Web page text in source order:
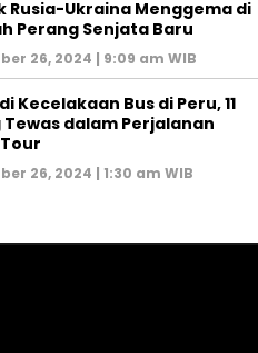
Rusia-Ukraina Menggema di
Perang Senjata Baru
26, 2024 | 9:09 am WIB
Kecelakaan Bus di Peru, 11
Tewas dalam Perjalanan
26, 2024 | 1:30 am WIB